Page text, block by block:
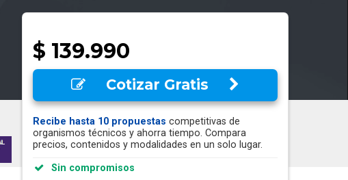
$ 139.990
Cotizar Gratis
Recibe hasta 10 propuestas competitivas de
organismos técnicos y ahorra tiempo. Compara
precios, contenidos y modalidades en un solo lugar.
Sin compromisos